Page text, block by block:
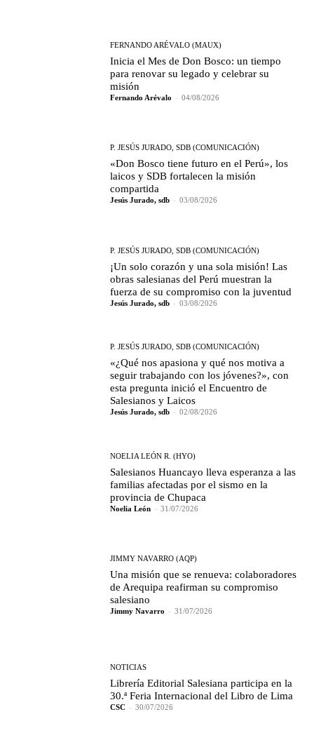
FERNANDO ARÉVALO (MAUX)
Inicia el Mes de Don Bosco: un tiempo
para renovar su legado y celebrar su
misión
Fernando Arévalo - 04/08/2026
P. JESÚS JURADO, SDB (COMUNICACIÓN)
«Don Bosco tiene futuro en el Perú», los
laicos y SDB fortalecen la misión
compartida
Jesús Jurado, sdb - 03/08/2026
P. JESÚS JURADO, SDB (COMUNICACIÓN)
¡Un solo corazón y una sola misión! Las
obras salesianas del Perú muestran la
fuerza de su compromiso con la juventud
Jesús Jurado, sdb - 03/08/2026
P. JESÚS JURADO, SDB (COMUNICACIÓN)
«¿Qué nos apasiona y qué nos motiva a
seguir trabajando con los jóvenes?», con
esta pregunta inició el Encuentro de
Salesianos y Laicos
Jesús Jurado, sdb - 02/08/2026
NOELIA LEÓN R. (HYO)
Salesianos Huancayo lleva esperanza a las
familias afectadas por el sismo en la
provincia de Chupaca
Noelia León - 31/07/2026
JIMMY NAVARRO (AQP)
Una misión que se renueva: colaboradores
de Arequipa reafirman su compromiso
salesiano
Jimmy Navarro - 31/07/2026
NOTICIAS
Librería Editorial Salesiana participa en la
30.ª Feria Internacional del Libro de Lima
CSC - 30/07/2026